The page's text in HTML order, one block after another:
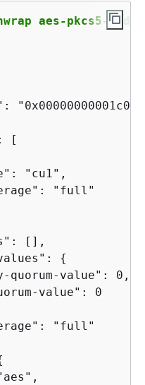
aes-pkcs5-
[
"cu1",
"full"
[],
{
quorum-value": 0,
value": 0
"full"